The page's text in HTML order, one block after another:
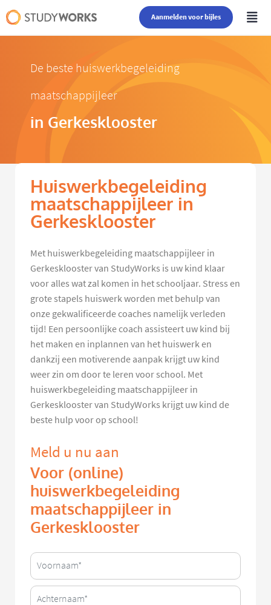
Aanmelden voor bijles
De beste huiswerkbegeleiding
maatschappijleer
in Gerkesklooster
Huiswerkbegeleiding
maatschappijleer in
Gerkesklooster
Met huiswerkbegeleiding maatschappijleer in
Gerkesklooster van StudyWorks is uw kind klaar
voor alles wat zal komen in het schooljaar. Stress en
grote stapels huiswerk worden met behulp van
onze gekwalificeerde coaches namelijk verleden
tijd! Een persoonlijke coach assisteert uw kind bij
het maken en inplannen van het huiswerk en
dankzij een motiverende aanpak krijgt uw kind
weer zin om door te leren voor school. Met
huiswerkbegeleiding maatschappijleer in
Gerkesklooster van StudyWorks krijgt uw kind de
beste hulp voor op school!
Meld u nu aan
Voor (online)
huiswerkbegeleiding
maatschappijleer in
Gerkesklooster